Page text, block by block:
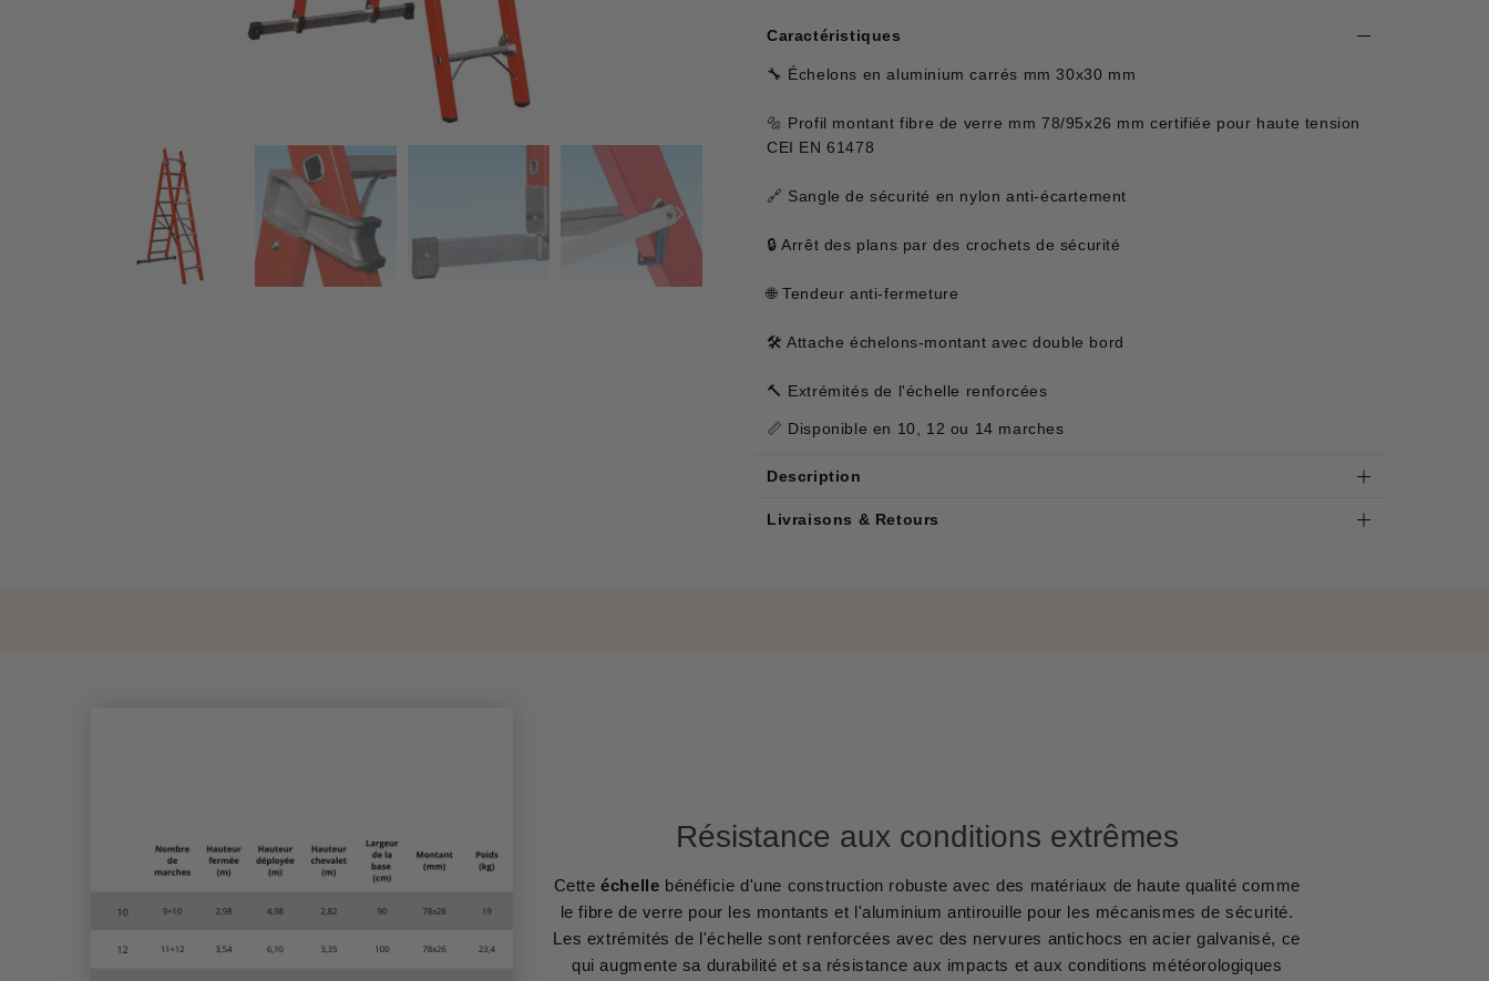
Caractéristiques
🔧 Échelons en aluminium carrés mm 30x30 mm
🔩 Profil montant fibre de verre mm 78/95x26 mm certifiée pour haute tension
CEI EN 61478
🔗 Sangle de sécurité en nylon anti-écartement
🔒 Arrêt des plans par des crochets de sécurité
🌐 Tendeur anti-fermeture
🛠 Attache échelons-montant avec double bord
🔨 Extrémités de l'échelle renforcées
📏 Disponible en 10, 12 ou 14 marches
Description
Livraisons & Retours
Résistance aux conditions extrêmes
Cetteéchelle bénéficie d'une construction robuste avec des matériaux de haute qualité comme
le fibre de verre pour les montants et l'aluminium antirouille pour les mécanismes de sécurité.
Les extrémités de l'échelle sont renforcées avec des nervures antichocs en acier galvanisé, ce
qui augmente sa durabilité et sa résistance aux impacts et aux conditions météorologiques